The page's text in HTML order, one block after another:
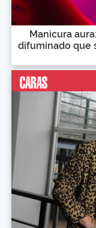
Manicura
difuminado que